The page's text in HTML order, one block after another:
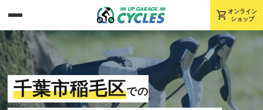
shopping_cart オンライン
ショップ
千葉市稲毛区での